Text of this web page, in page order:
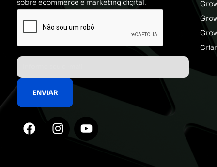
sobre ecommerce e marketing digital.
F
a
I
n
Y
o